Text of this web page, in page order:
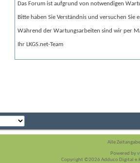
Das Forum ist aufgrund von notwendigen
Bitte haben Sie Verständnis und versuchen Sie
Während der Wartungsarbeiten sind wir per
Ihr LKGS.net-Team
Alle
Powered by
Copyright ©2026 Adduco Digital